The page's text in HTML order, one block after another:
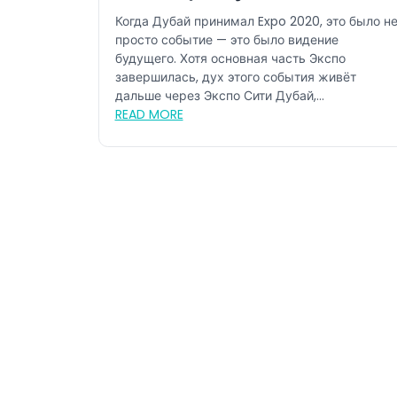
развитие: почему это лето –
лучшее время для посещения
Экспо Сити Дубай
Когда Дубай принимал Expo 2020, это было не
просто событие — это было видение
будущего. Хотя основная часть Экспо
завершилась, дух этого события живёт
дальше через Экспо Сити Дубай,
переосмысленное пр...
READ MORE